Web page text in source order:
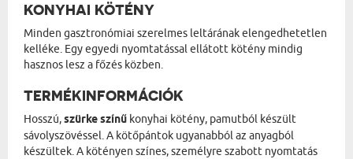
KONYHAI KÖTÉNY
Minden gasztronómiai szerelmes leltárának elengedhetetlen
kelléke. Egy egyedi nyomtatással ellátott kötény mindig
hasznos lesz a főzés közben.
TERMÉKINFORMÁCIÓK
Hosszú,szürke színű konyhai kötény, pamutból készült
sávolyszövéssel. A kötőpántok ugyanabból az anyagból
készültek. A kötényen színes, személyre szabott nyomtatás